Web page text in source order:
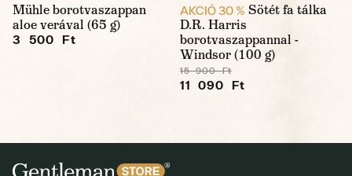
Mühle borotvaszappan
aloe verával (65 g)
3 500 Ft
AKCIÓ 30 % Sötét fa tálka
D.R. Harris
borotvaszappannal -
Windsor (100 g)
15 900 Ft
11 090 Ft